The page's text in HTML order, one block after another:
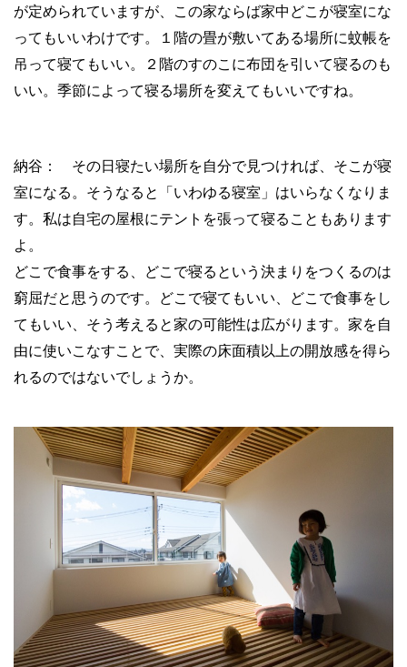
が定められていますが、この家ならば家中どこが寝室にな
ってもいいわけです。１階の畳が敷いてある場所に蚊帳を
吊って寝てもいい。２階のすのこに布団を引いて寝るのも
いい。季節によって寝る場所を変えてもいいですね。
納谷： その日寝たい場所を自分で見つければ、そこが寝
室になる。そうなると「いわゆる寝室」はいらなくなりま
す。私は自宅の屋根にテントを張って寝ることもあります
よ。
どこで食事をする、どこで寝るという決まりをつくるのは
窮屈だと思うのです。どこで寝てもいい、どこで食事をし
てもいい、そう考えると家の可能性は広がります。家を自
由に使いこなすことで、実際の床面積以上の開放感を得ら
れるのではないでしょうか。